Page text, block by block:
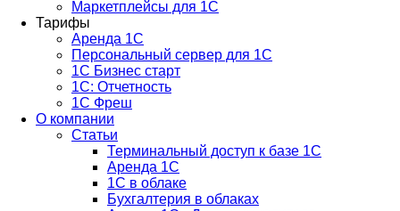
Маркетплейсы для 1С
Тарифы
Аренда 1С
Персональный сервер для 1С
1С Бизнес старт
1С: Отчетность
1C Фреш
О компании
Статьи
Терминальный доступ к базе 1С
Аренда 1С
1С в облаке
Бухгалтерия в облаках